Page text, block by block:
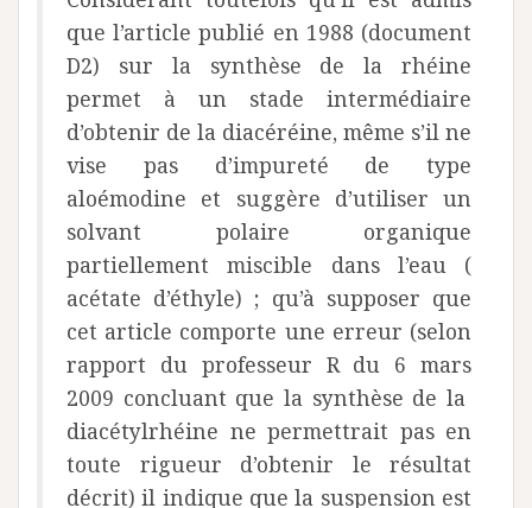
que l’article publié en 1988 (document
D2) sur la synthèse de la rhéine
permet à un stade intermédiaire
d’obtenir de la diacéréine, même s’il ne
vise pas d’impureté de type
aloémodine et suggère d’utiliser un
solvant polaire organique
partiellement miscible dans l’eau (
acétate d’éthyle) ; qu’à supposer que
cet article comporte une erreur (selon
rapport du professeur R du 6 mars
2009 concluant que la synthèse de la
diacétylrhéine ne permettrait pas en
toute rigueur d’obtenir le résultat
décrit) il indique que la suspension est